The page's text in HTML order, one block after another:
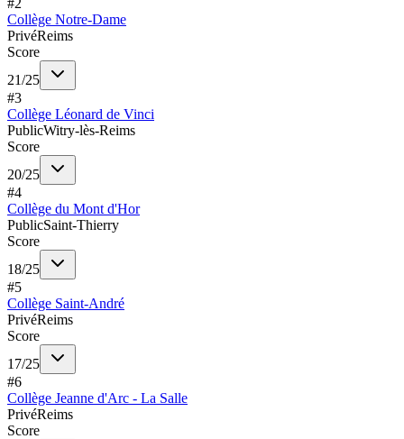
Collège Notre-Dame
PrivéReims
Score
21/25
#3
Collège Léonard de Vinci
PublicWitry-lès-Reims
Score
20/25
#4
Collège du Mont d'Hor
PublicSaint-Thierry
Score
18/25
#5
Collège Saint-André
PrivéReims
Score
17/25
#6
Collège Jeanne d'Arc - La Salle
PrivéReims
Score